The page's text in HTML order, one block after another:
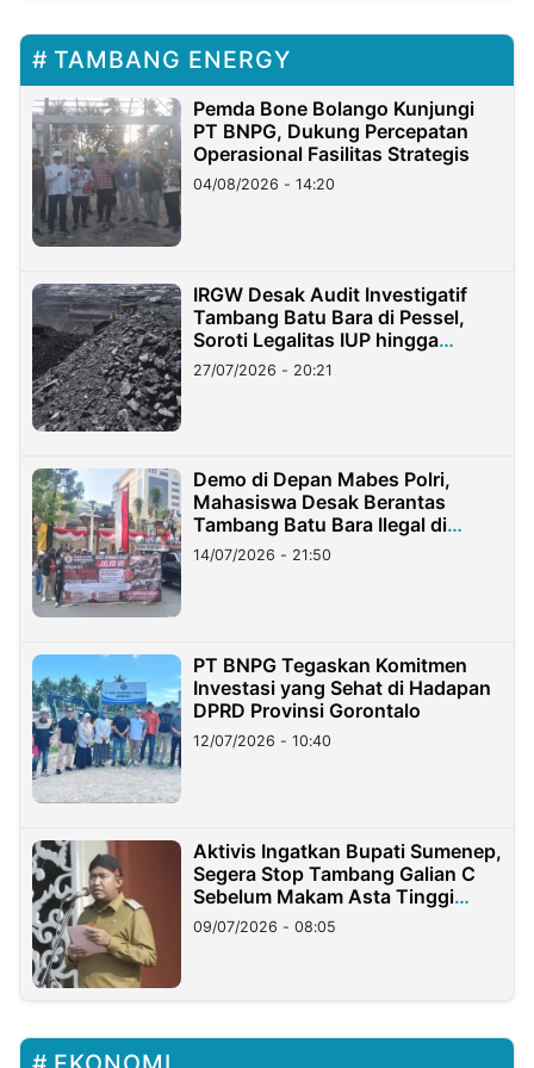
TAMBANG ENERGY
Pemda Bone Bolango Kunjungi
PT BNPG, Dukung Percepatan
Operasional Fasilitas Strategis
04/08/2026 - 14:20
IRGW Desak Audit Investigatif
Tambang Batu Bara di Pessel,
Soroti Legalitas IUP hingga
Stockpile
27/07/2026 - 20:21
Demo di Depan Mabes Polri,
Mahasiswa Desak Berantas
Tambang Batu Bara Ilegal di
Lampung
14/07/2026 - 21:50
PT BNPG Tegaskan Komitmen
Investasi yang Sehat di Hadapan
DPRD Provinsi Gorontalo
12/07/2026 - 10:40
Aktivis Ingatkan Bupati Sumenep,
Segera Stop Tambang Galian C
Sebelum Makam Asta Tinggi
Longsor
09/07/2026 - 08:05